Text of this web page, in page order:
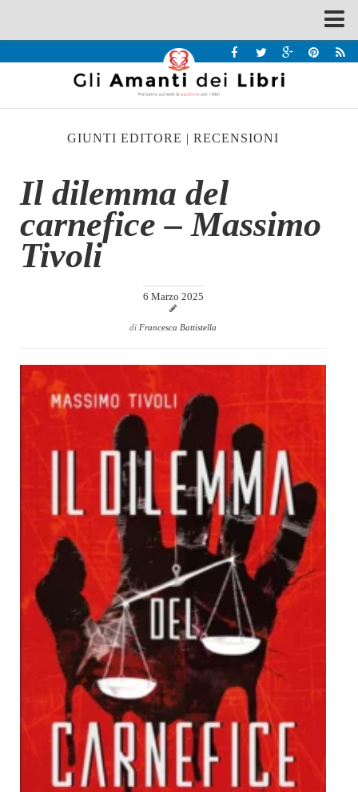
Recensioni
Interviste & Incontri
Chi siamo
Contatti
Eventi
Dicono di Noi
Rassegna Stampa
Case editrici
Partnership
Giallo Stresa
Premio Chiara
Tabù Festival 2014
A Tutto Volume
Salone di Torino
Marketing
GIUNTI EDITORE | RECENSIONI
Il dilemma del
carnefice – Massimo
Tivoli
6 Marzo 2025
di Francesca Battistella